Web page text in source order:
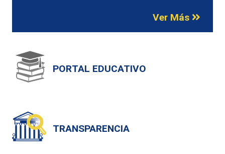
Ver Más
PORTAL EDUCATIVO
TRANSPARENCIA